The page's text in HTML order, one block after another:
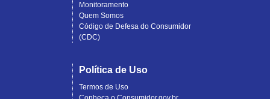
Monitoramento
Quem Somos
Código de Defesa do Consumidor
(CDC)
Política de Uso
Termos de Uso